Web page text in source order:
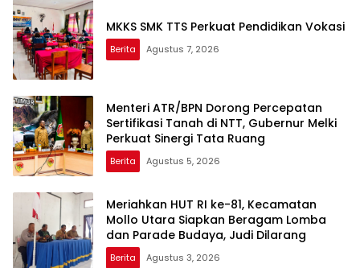
MKKS SMK TTS Perkuat Pendidikan Vokasi
Berita Agustus 7, 2026
Menteri ATR/BPN Dorong Percepatan
Sertifikasi Tanah di NTT, Gubernur Melki
Perkuat Sinergi Tata Ruang
Berita Agustus 5, 2026
Meriahkan HUT RI ke-81, Kecamatan
Mollo Utara Siapkan Beragam Lomba
dan Parade Budaya, Judi Dilarang
Berita Agustus 3, 2026